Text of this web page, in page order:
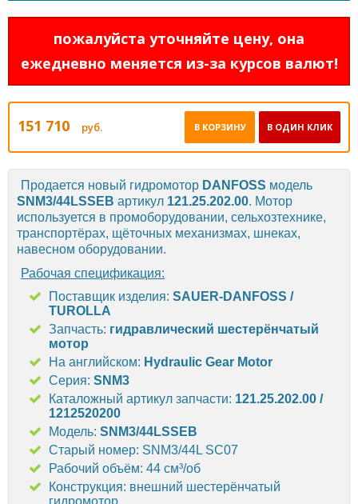
пожалуйста уточняйте цену, она
ежедневно меняется из-за курсов валют!
151 710 руб. В ОДИН КЛИК
В КОРЗИНУ
Продается новый гидромотор DANFOSS модель
SNM3/44LSSEB артикул 121.25.202.00. Мотор
используется в промоборудовании, сельхозтехнике,
транспортёрах, щёточных механизмах, шнеках,
навесном оборудовании.
Рабочая спецификация:
Поставщик изделия: SAUER-DANFOSS /
TUROLLA
Запчасть: гидравлический шестерёнчатый
мотор
На английском: Hydraulic Gear Motor
Серия: SNM3
Каталожный артикул запчасти: 121.25.202.00 /
1212520200
Модель: SNM3/44LSSEB
Старый номер: SNM3/44L SC07
Рабочий объём: 44 см³/об
Конструкция: внешний шестерёнчатый
гидромотор